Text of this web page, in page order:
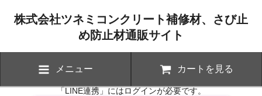
株式会社ツネミコンクリート補修材、さび止
め防止材通販サイト
メニュー カートを見る
「LINE連携」にはログインが必要です。